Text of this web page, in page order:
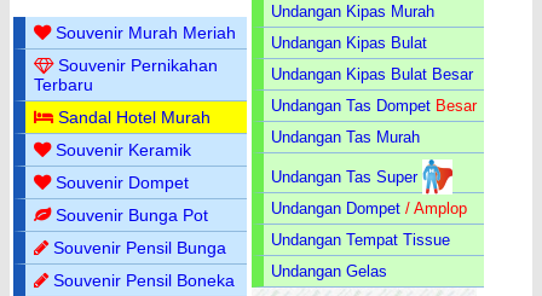
Souvenir Murah Meriah
Souvenir Pernikahan
Terbaru
Sandal Hotel Murah
Souvenir Keramik
Souvenir Dompet
Souvenir Bunga Pot
Souvenir Pensil Bunga
Souvenir Pensil Boneka
Undangan Kipas Murah
Undangan Kipas Bulat
Undangan Kipas Bulat Besar
Undangan Tas Dompet Besar
Undangan Tas Murah
Undangan Tas Super
Undangan Dompet / Amplop
Undangan Tempat Tissue
Undangan Gelas